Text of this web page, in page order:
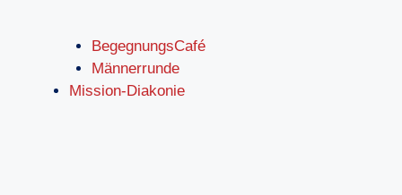
BegegnungsCafé
Männerrunde
Mission-Diakonie